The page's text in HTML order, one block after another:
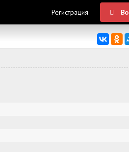
Регистрация